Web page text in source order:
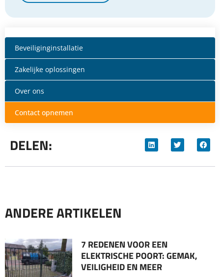
Beveiliginginstallatie
Zakelijke oplossingen
Over ons
Contact opnemen
DELEN:
ANDERE ARTIKELEN
7 REDENEN VOOR EEN
ELEKTRISCHE POORT: GEMAK,
VEILIGHEID EN MEER